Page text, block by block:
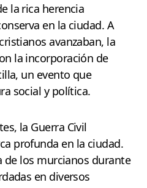
la rica herencia
en la ciudad. A
avanzaban, la
la incorporación de
un evento que
social y política.
la Guerra Civil
profunda en la ciudad.
de los murcianos durante
en diversos